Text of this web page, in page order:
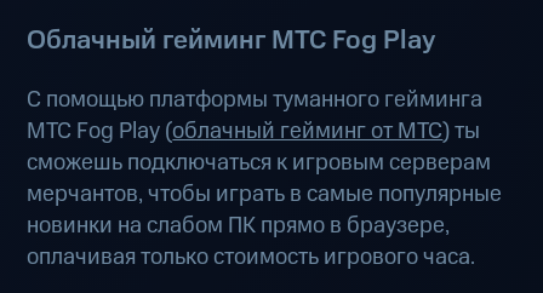
Облачный гейминг МТС Fog Play
С помощью платформы туманного гейминга
МТС Fog Play (облачный гейминг от МТС) ты
сможешь подключаться к игровым серверам
мерчантов, чтобы играть в самые популярные
новинки на слабом ПК прямо в браузере,
оплачивая только стоимость игрового часа.